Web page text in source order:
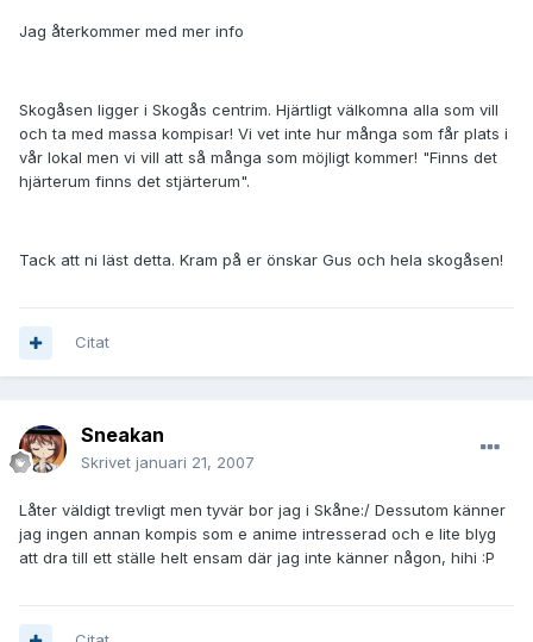
Jag återkommer med mer info
Skogåsen ligger i Skogås centrim. Hjärtligt välkomna alla som vill
och ta med massa kompisar! Vi vet inte hur många som får plats i
vår lokal men vi vill att så många som möjligt kommer! "Finns det
hjärterum finns det stjärterum".
Tack att ni läst detta. Kram på er önskar Gus och hela skogåsen!
Citat
Sneakan
Skrivet januari 21, 2007
Låter väldigt trevligt men tyvär bor jag i Skåne:/ Dessutom känner
jag ingen annan kompis som e anime intresserad och e lite blyg
att dra till ett ställe helt ensam där jag inte känner någon, hihi :P